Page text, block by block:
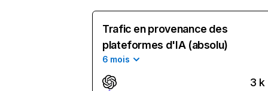
Trafic en provenance des
plateformes d'IA (absolu)
6 mois
3 k